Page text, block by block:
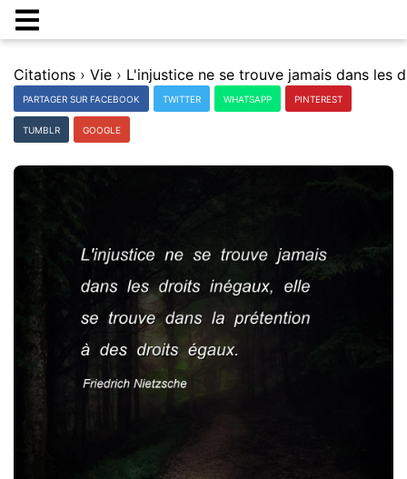
Citations › Vie ›
PARTAGER SUR FACEBOOK TWITTER WHATSAPP PINTEREST
TUMBLR GOOGLE